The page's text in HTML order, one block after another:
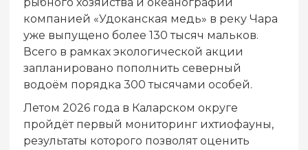
компанией «Удоканская медь» в реку Чара
уже выпущено более 130 тысяч мальков.
Всего в рамках экологической акции
запланировано пополнить северный
водоём порядка 300 тысячами особей.
Летом 2026 года в Каларском округе
пройдёт первый мониторинг ихтиофауны,
результаты которого позволят оценить